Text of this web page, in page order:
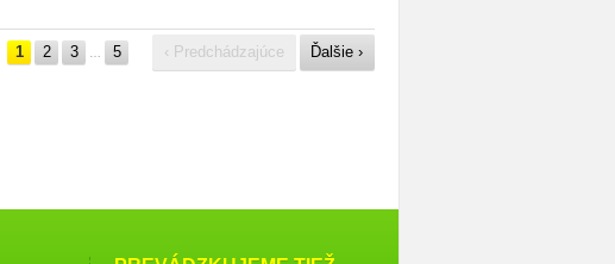
‹ Predchádzajúce Ďalšie ›
1 2 3 5